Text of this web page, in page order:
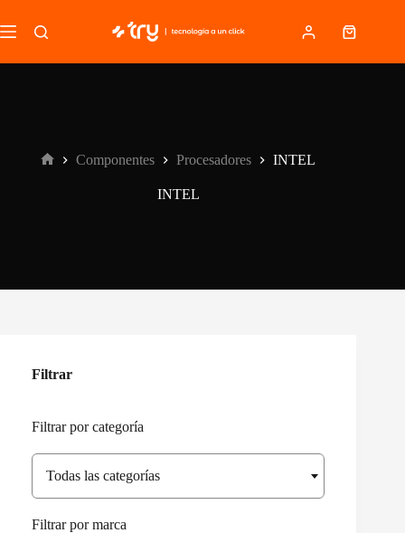
al
contenido
Carro
Componentes Procesadores INTEL
INTEL
Filtrar
Filtrar por categoría
Todas las categorías
Filtrar por marca